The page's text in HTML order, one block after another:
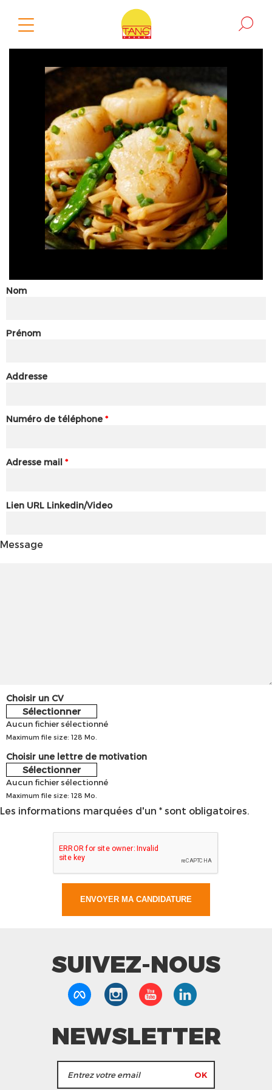
Nom
Prénom
Addresse
Numéro de téléphone *
Adresse mail *
Lien URL Linkedin/Video
Message
Choisir un CV
Sélectionner
Aucun fichier sélectionné
Maximum file size: 128 Mo.
Choisir une lettre de motivation
Sélectionner
Aucun fichier sélectionné
Maximum file size: 128 Mo.
Les informations marquées d'un * sont obligatoires.
SUIVEZ-NOUS
NEWSLETTER